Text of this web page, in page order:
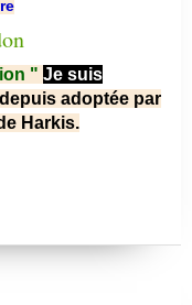
" Je suis
adoptée par
Harkis.